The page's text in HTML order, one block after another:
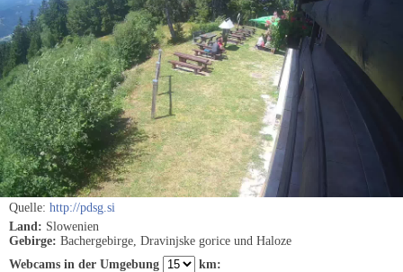
Quelle: http://pdsg.si
Land: Slowenien
Gebirge: Bachergebirge, Dravinjske gorice und Haloze
Webcams in der Umgebung
km: